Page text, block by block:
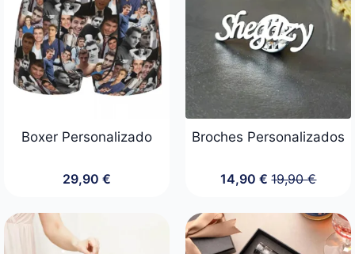
Boxer Personalizado
29,90 €
Broches Personalizados
19,90€
El
original
era:
19,90 €.
14,90 € El
actual
es:
14,90 €.